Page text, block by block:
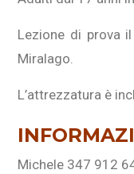
Lezione di prova
Miralago.
L’attrezzatura è
Michele 347 912